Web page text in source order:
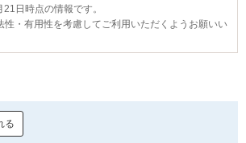
日時点の情報です。
性・有用性を考慮してご利用いただくようお願いい
る